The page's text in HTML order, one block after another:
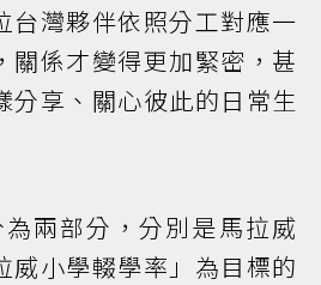
台灣夥伴依照分工對應一
關係才變得更加緊密，甚
分享、關心彼此的日常生
為兩部分，分別是馬拉威
威小學輟學率」為目標的